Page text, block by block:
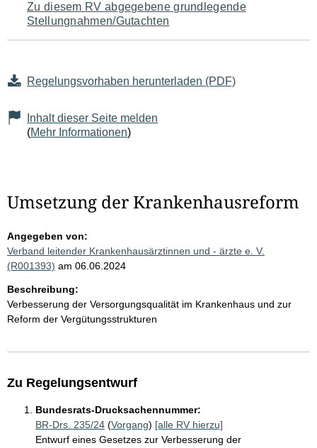
Zu diesem RV abgegebene grundlegende
Stellungnahmen/Gutachten
Regelungsvorhaben herunterladen (PDF)
Inhalt dieser Seite melden
(Mehr Informationen)
Umsetzung der Krankenhausreform
Angegeben von:
Verband leitender Krankenhausärztinnen und - ärzte e. V.
(R001393) am 06.06.2024
Beschreibung:
Verbesserung der Versorgungsqualität im Krankenhaus und zur
Reform der Vergütungsstrukturen
Zu Regelungsentwurf
Bundesrats-Drucksachennummer:
BR-Drs. 235/24 (Vorgang) [alle RV hierzu]
Entwurf eines Gesetzes zur Verbesserung der